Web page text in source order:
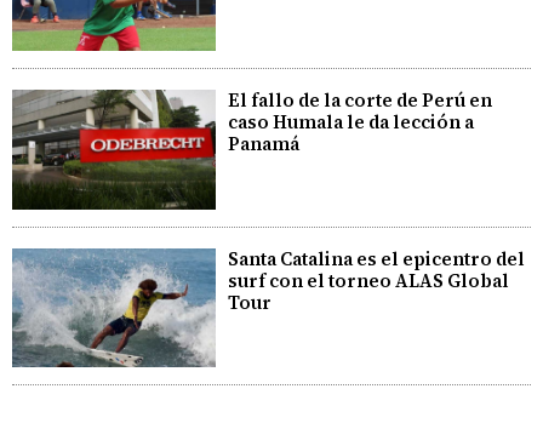
El fallo de la corte de Perú en
caso Humala le da lección a
Panamá
Santa Catalina es el epicentro del
surf con el torneo ALAS Global
Tour